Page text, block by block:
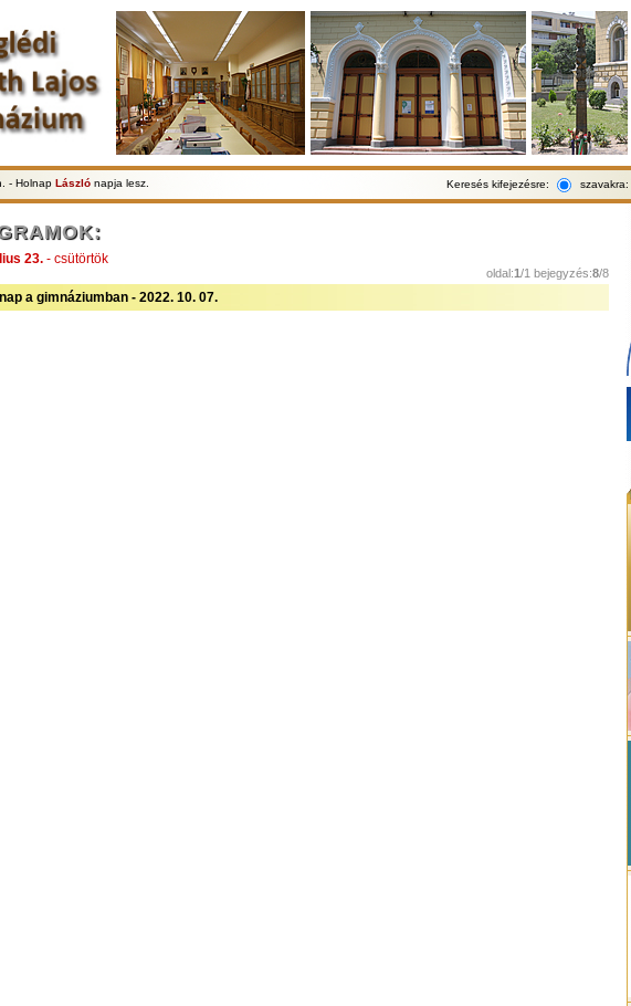
- Holnap László napja lesz. Keresés kifejezésre: szavakra:
23. - csütörtök
oldal:1/1 bejegyzés:8/8
a gimnáziumban - 2022. 10. 07.